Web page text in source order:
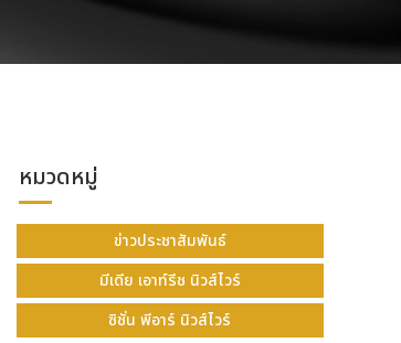
หมวดหมู่
ข่าวประชาสัมพันธ์
มีเดีย เอาท์รีช นิวส์ไวร์
ซิชั่น พีอาร์ นิวส์ไวร์